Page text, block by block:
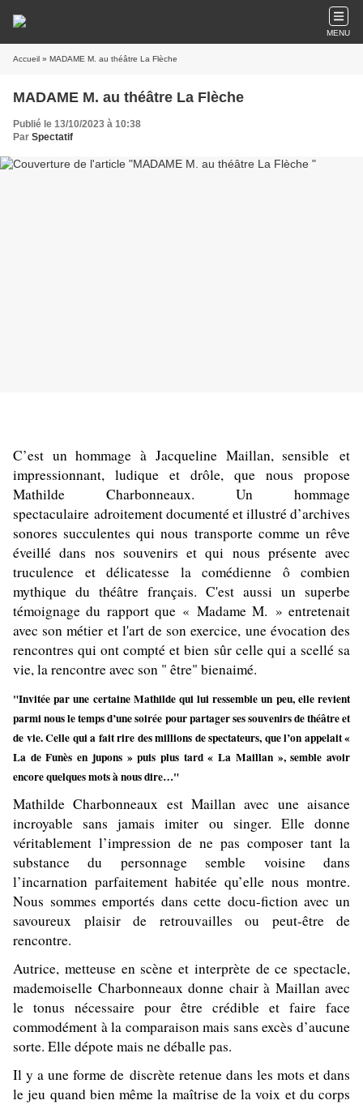
MENU
Accueil » MADAME M. au théâtre La Flèche
MADAME M. au théâtre La Flèche
Publié le 13/10/2023 à 10:38
Par Spectatif
C’est un hommage à Jacqueline Maillan, sensible et
impressionnant, ludique et drôle, que nous propose
Mathilde Charbonneaux. Un hommage
spectaculaire adroitement documenté et illustré d’archives
sonores succulentes qui nous transporte comme un rêve
éveillé dans nos souvenirs et qui nous présente avec
truculence et délicatesse la comédienne ô combien
mythique du théâtre français. C'est aussi un superbe
témoignage du rapport que « Madame M. » entretenait
avec son métier et l'art de son exercice, une évocation des
rencontres qui ont compté et bien sûr celle qui a scellé sa
vie, la rencontre avec son " être" bienaimé.
"Invitée par une certaine Mathilde qui lui ressemble un peu, elle revient
parmi nous le temps d’une soirée pour partager ses souvenirs de théâtre et
de vie. Celle qui a fait rire des millions de spectateurs, que l’on appelait «
La de Funès en jupons » puis plus tard « La Maillan », semble avoir
encore quelques mots à nous dire…"
Mathilde Charbonneaux est Maillan avec une aisance
incroyable sans jamais imiter ou singer. Elle donne
véritablement l’impression de ne pas composer tant la
substance du personnage semble voisine dans
l’incarnation parfaitement habitée qu’elle nous montre.
Nous sommes emportés dans cette docu-fiction avec un
savoureux plaisir de retrouvailles ou peut-être de
rencontre.
Autrice, metteuse en scène et interprète de ce spectacle,
mademoiselle Charbonneaux donne chair à Maillan avec
le tonus nécessaire pour être crédible et faire face
commodément à la comparaison mais sans excès d’aucune
sorte. Elle dépote mais ne déballe pas.
Il y a une forme de discrète retenue dans les mots et dans
le jeu quand bien même la maîtrise de la voix et du corps